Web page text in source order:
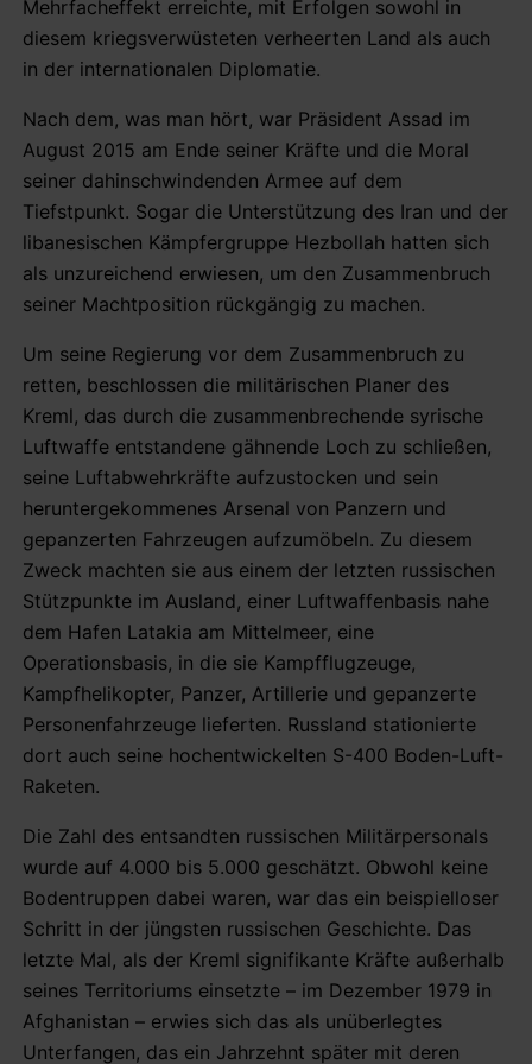
Mehrfacheffekt erreichte, mit Erfolgen sowohl in
diesem kriegsverwüsteten verheerten Land als auch
in der internationalen Diplomatie.
Nach dem, was man hört, war Präsident Assad im
August 2015 am Ende seiner Kräfte und die Moral
seiner dahinschwindenden Armee auf dem
Tiefstpunkt. Sogar die Unterstützung des Iran und der
libanesischen Kämpfergruppe Hezbollah hatten sich
als unzureichend erwiesen, um den Zusammenbruch
seiner Machtposition rückgängig zu machen.
Um seine Regierung vor dem Zusammenbruch zu
retten, beschlossen die militärischen Planer des
Kreml, das durch die zusammenbrechende syrische
Luftwaffe entstandene gähnende Loch zu schließen,
seine Luftabwehrkräfte aufzustocken und sein
heruntergekommenes Arsenal von Panzern und
gepanzerten Fahrzeugen aufzumöbeln. Zu diesem
Zweck machten sie aus einem der letzten russischen
Stützpunkte im Ausland, einer Luftwaffenbasis nahe
dem Hafen Latakia am Mittelmeer, eine
Operationsbasis, in die sie Kampfflugzeuge,
Kampfhelikopter, Panzer, Artillerie und gepanzerte
Personenfahrzeuge lieferten. Russland stationierte
dort auch seine hochentwickelten S-400 Boden-Luft-
Raketen.
Die Zahl des entsandten russischen Militärpersonals
wurde auf 4.000 bis 5.000 geschätzt. Obwohl keine
Bodentruppen dabei waren, war das ein beispielloser
Schritt in der jüngsten russischen Geschichte. Das
letzte Mal, als der Kreml signifikante Kräfte außerhalb
seines Territoriums einsetzte – im Dezember 1979 in
Afghanistan – erwies sich das als unüberlegtes
Unterfangen, das ein Jahrzehnt später mit deren